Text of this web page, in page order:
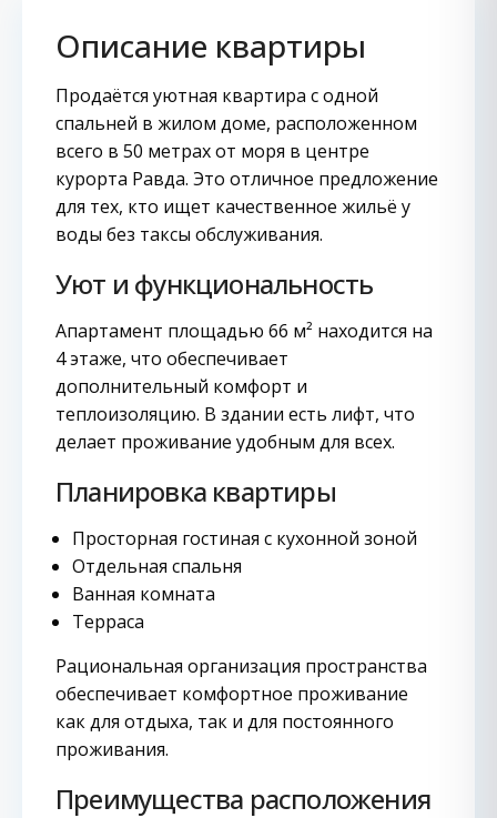
Описание квартиры
Продаётся уютная квартира с одной
спальней в жилом доме, расположенном
всего в 50 метрах от моря в центре
курорта Равда. Это отличное предложение
для тех, кто ищет качественное жильё у
воды без таксы обслуживания.
Уют и функциональность
Апартамент площадью 66 м² находится на
4 этаже, что обеспечивает
дополнительный комфорт и
теплоизоляцию. В здании есть лифт, что
делает проживание удобным для всех.
Планировка квартиры
Просторная гостиная с кухонной зоной
Отдельная спальня
Ванная комната
Терраса
Рациональная организация пространства
обеспечивает комфортное проживание
как для отдыха, так и для постоянного
проживания.
Преимущества расположения